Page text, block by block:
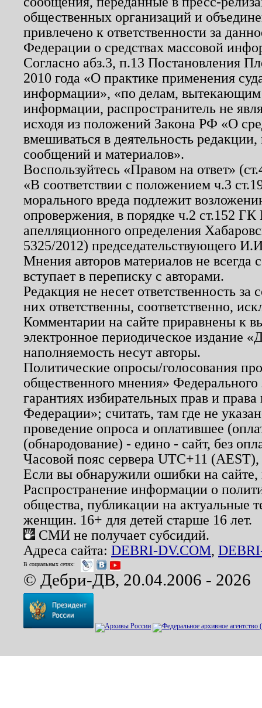
общественных организаций и
привлечено к ответственности за
Федерации о средствах массовой
Согласно абз.3, п.13 Постановления
2010 года «О практике применения
информации», «по делам, вытекающим
информации, распространитель не
исходя из положений Закона РФ «О
вмешиваться в деятельность
сообщений и материалов».
Воспользуйтесь «Правом на ответ»
«В соответствии с положением ч.3
морального вреда подлежит
опровержения, в порядке ч.2 ст.152
апелляционного определения
5325/2012) председательствующего
Мнения авторов материалов не
вступает в переписку с авторами.
Редакция не несет ответственность
них ответственны, соответственно,
Комментарии на сайте приравнены к
электронное периодическое издание
наполняемость несут авторы.
Политические опросы/голосования
общественного мнения»
гарантиях избирательных прав и
Федерации»; считать, там где не
проведение опроса и оплатившее
(обнародование) - едино - сайт, без
Часовой пояс сервера UTC+11
Если вы обнаружили ошибки на
Распространение информации о
общества, публикации на актуальные
женщин. 16+ для детей старше 16 лет.
СМИ не получает субсидий.
Адреса сайта: DEBRI-DV.COM,
В социальных сетях:
© Дебри-ДВ, 20.04.2006 - 2026